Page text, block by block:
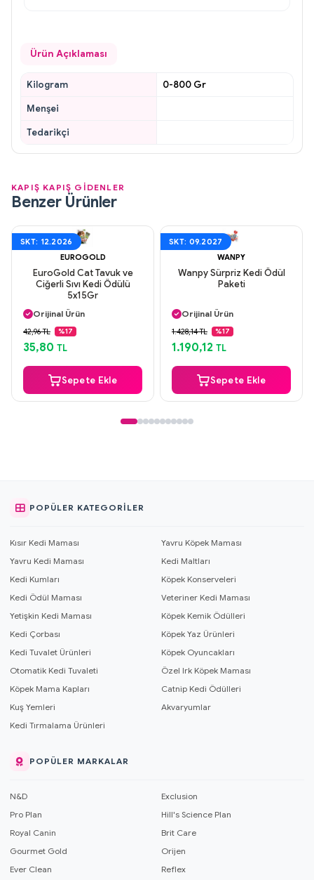
Ürün Açıklaması
Kilogram
0-800 Gr
Menşei
Tedarikçi
KAPIŞ KAPIŞ GİDENLER
Benzer Ürünler
SKT: 12.2026
EUROGOLD
EuroGold Cat Tavuk ve
Ciğerli Sıvı Kedi Ödülü
5x15Gr
Aynı Gün Kargo
Orijinal Ürün
Güvenli Ödeme
Aynı Gün Kargo
42,96 TL %17
35,80 TL
Sepete Ekle
SKT: 09.2027
WANPY
Wanpy Sürpriz Kedi Ödül
Paketi
Orijinal Ürün
Güvenli Ödeme
Aynı Gün Kargo
1.428,14 TL %17
1.190,12 TL
Sepete Ekle
POPÜLER KATEGORILER
Kısır Kedi Maması
Yavru Köpek Maması
Yavru Kedi Maması
Kedi Maltları
Kedi Kumları
Köpek Konserveleri
Kedi Ödül Maması
Veteriner Kedi Maması
Yetişkin Kedi Maması
Köpek Kemik Ödülleri
Kedi Çorbası
Köpek Yaz Ürünleri
Kedi Tuvalet Ürünleri
Köpek Oyuncakları
Otomatik Kedi Tuvaleti
Özel Irk Köpek Maması
Köpek Mama Kapları
Catnip Kedi Ödülleri
Kuş Yemleri
Akvaryumlar
Kedi Tırmalama Ürünleri
POPÜLER MARKALAR
N&D
Exclusion
Pro Plan
Hill's Science Plan
Royal Canin
Brit Care
Gourmet Gold
Orijen
Ever Clean
Reflex